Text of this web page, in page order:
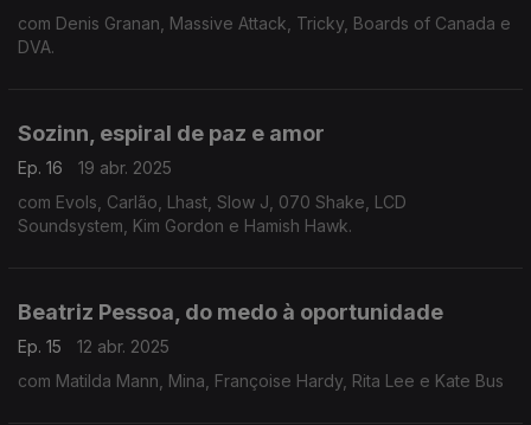
com Denis Granan, Massive Attack, Tricky, Boards of Canada e
DVA.
Sozinn, espiral de paz e amor
Ep. 16
19 abr. 2025
com Evols, Carlão, Lhast, Slow J, 070 Shake, LCD
Soundsystem, Kim Gordon e Hamish Hawk.
Beatriz Pessoa, do medo à oportunidade
Ep. 15
12 abr. 2025
com Matilda Mann, Mina, Françoise Hardy, Rita Lee e Kate Bus